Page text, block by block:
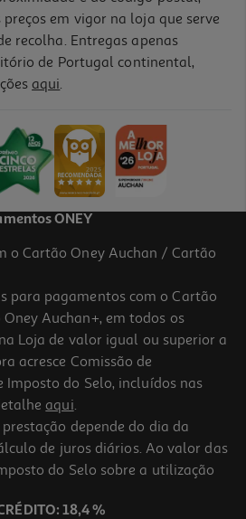
Laranja/maracujá 1.5l
4.1
Tropical 10x0.20l
em vigor na loja que serve
recolha. Entregas apenas
de Portugal continental,
aqui.
ONEY
o Cartão Oney Auchan / Cartão
para pagamentos com o Cartão
Auchan+, em todos os
Loja de valor igual ou superior a
acresce Comissão de
Imposto do Selo, incluídos nas
aqui.
depende do dia da
de juros diários. Ao valor das
do Selo sobre a utilização
18,4 %